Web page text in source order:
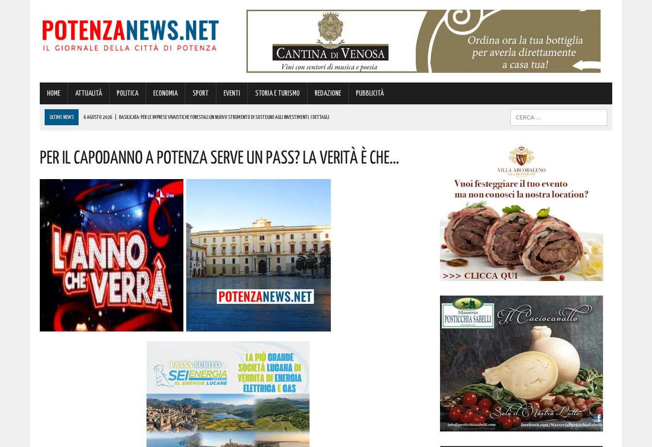
HOME ATTUALITÀ POLITICA ECONOMIA SPORT EVENTI STORIA E TURISMO REDAZIONE PUBBLICITÀ
ULTIME NEWS 6 AGOSTO 2026 BASILICATA: PER LE IMPRESE VIVAISTICHE FORESTALI UN NUOVO STRUMENTO DI SOSTEGNO AGLI INVESTIMENTI. I DETTAGLI
6 AGOSTO 2026 | POTENZA, PER IL GRAVE INCENDIO IN PROVINCIA CARABINIERI FORESTALI DENUNCIANO UN 63ENNE. I DETTAGLI
6 AGOSTO 2026 A BRIENZA ARRIVA LA SAGRA DELLA PATATELLA ACCOMPAGNATA DA TANTA BUONA MUSICA E DIVERTIMENTO. I DETTAGLI DELL’EVENTO
PER IL CAPODANNO A POTENZA SERVE UN PASS? LA VERITÀ È CHE…